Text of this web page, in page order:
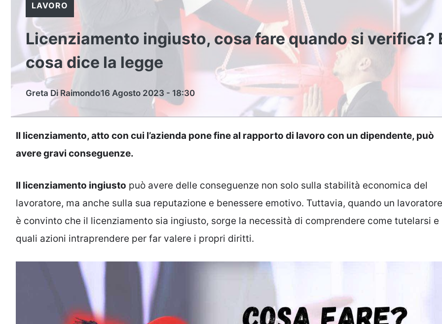
LAVORO
Licenziamento ingiusto, cosa fare quando si verifica?
cosa dice la legge
Greta Di Raimondo16 Agosto 2023 - 18:30
Il licenziamento, atto con cui l’azienda pone fine al rapporto di lavoro con un dipendente, può
avere gravi conseguenze.
Il licenziamento ingiusto può avere delle conseguenze non solo sulla stabilità economica del
lavoratore, ma anche sulla sua reputazione e benessere emotivo. Tuttavia, quando un lavoratore
è convinto che il licenziamento sia ingiusto, sorge la necessità di comprendere come tutelarsi e
quali azioni intraprendere per far valere i propri diritti.